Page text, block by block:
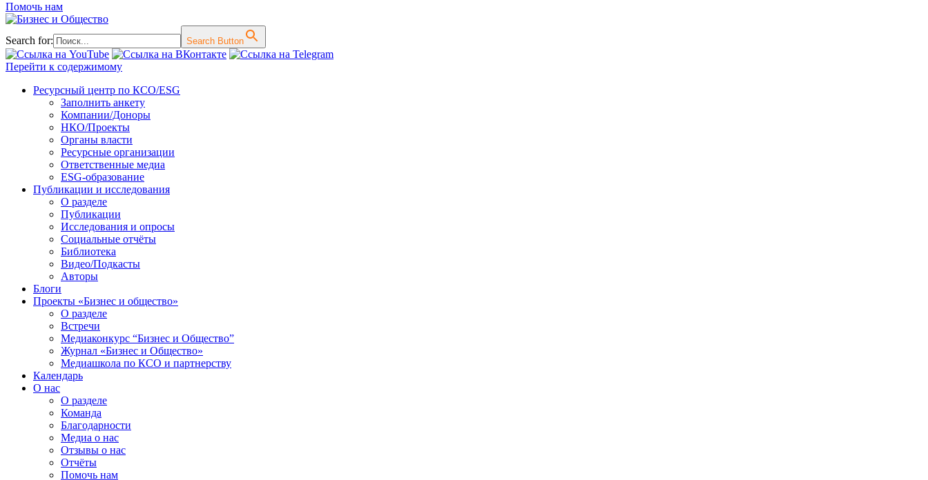
Помочь нам
Search for: Search Button
Перейти к содержимому
Ресурсный центр по КСО/ESG
Заполнить анкету
Компании/Доноры
НКО/Проекты
Органы власти
Ресурсные организации
Ответственные медиа
ESG-образование
Публикации и исследования
О разделе
Публикации
Исследования и опросы
Социальные отчёты
Библиотека
Видео/Подкасты
Авторы
Блоги
Проекты «Бизнес и общество»
О разделе
Встречи
Медиаконкурс “Бизнес и Общество”
Журнал «Бизнес и Общество»
Медиашкола по КСО и партнерству
Календарь
О нас
О разделе
Команда
Благодарности
Медиа о нас
Отзывы о нас
Отчёты
Помочь нам